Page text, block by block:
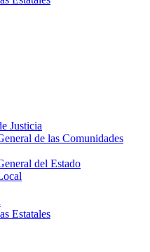
Justicia
de las Comunidades
del Estado
Estatales